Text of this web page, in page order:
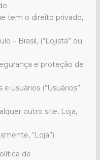
tem o direito privado,
– Brasil, (“Lojista” ou
e proteção de
usuários (“Usuários”
outro site, Loja,
“Loja”).
de